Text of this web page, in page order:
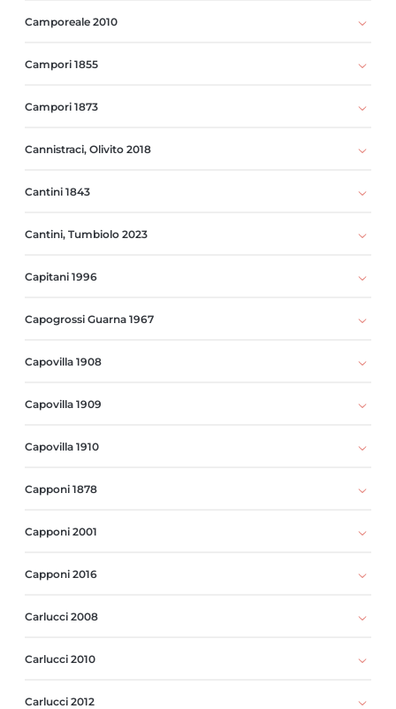
Camporeale 2010
Campori 1855
Campori 1873
Cannistraci, Olivito 2018
Cantini 1843
Cantini, Tumbiolo 2023
Capitani 1996
Capogrossi Guarna 1967
Capovilla 1908
Capovilla 1909
Capovilla 1910
Capponi 1878
Capponi 2001
Capponi 2016
Carlucci 2008
Carlucci 2010
Carlucci 2012